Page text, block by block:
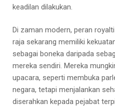
keadilan dilakukan.
Di zaman modern, peran
raja sekarang memiliki
sebagai boneka daripada
mereka sendiri. Mereka
upacara, seperti membuka
negara, tetapi menjalankan
diserahkan kepada pejabat